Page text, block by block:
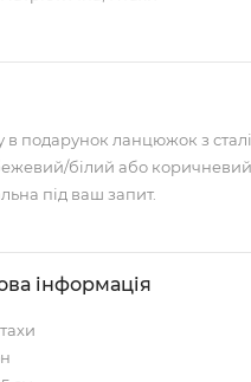
в подарунок ланцюжок з
білий або
під ваш запит.
інформація